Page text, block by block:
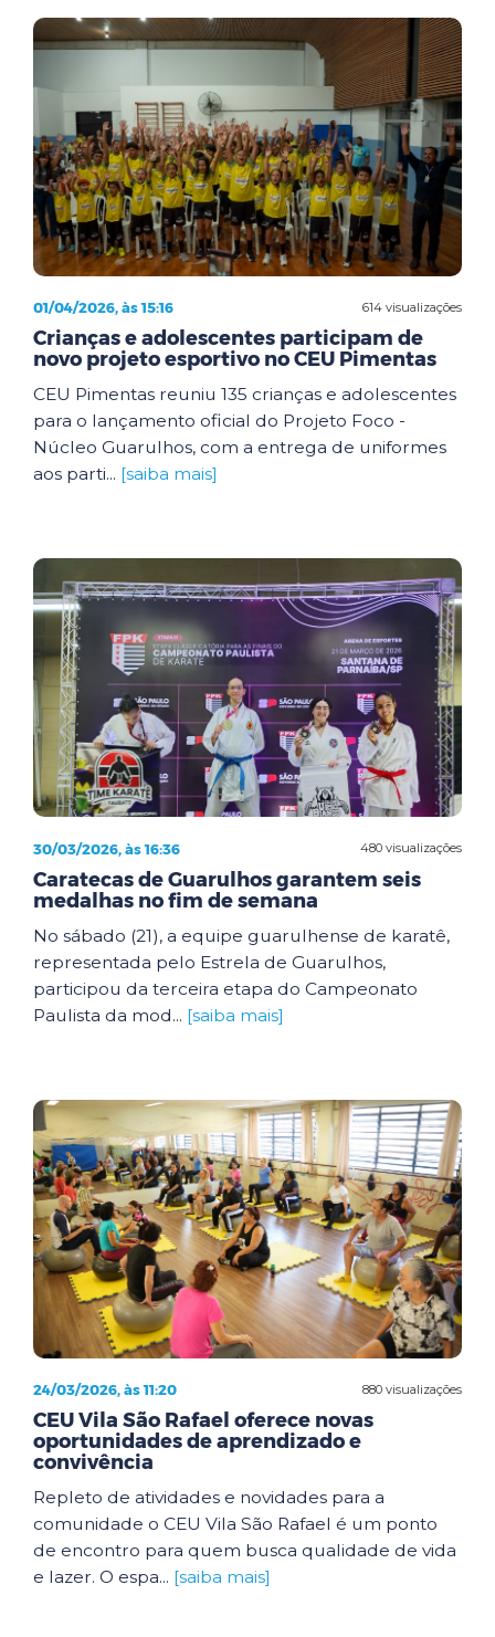
614 visualizações
01/04/2026, às 15:16
Crianças e adolescentes participam de
novo projeto esportivo no CEU Pimentas
CEU Pimentas reuniu 135 crianças e adolescentes
para o lançamento oficial do Projeto Foco -
Núcleo Guarulhos, com a entrega de uniformes
aos parti... [saiba mais]
480 visualizações
30/03/2026, às 16:36
Caratecas de Guarulhos garantem seis
medalhas no fim de semana
No sábado (21), a equipe guarulhense de karatê,
representada pelo Estrela de Guarulhos,
participou da terceira etapa do Campeonato
Paulista da mod... [saiba mais]
880 visualizações
24/03/2026, às 11:20
CEU Vila São Rafael oferece novas
oportunidades de aprendizado e
convivência
Repleto de atividades e novidades para a
comunidade o CEU Vila São Rafael é um ponto
de encontro para quem busca qualidade de vida
e lazer. O espa... [saiba mais]